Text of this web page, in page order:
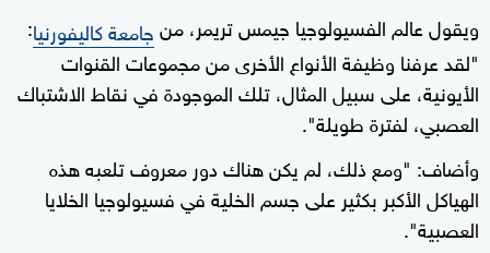
ويقول عالم الفسيولوجيا جيمس تريمر، منجامعة كاليفورنيا:
"لقد عرفنا وظيفة الأنواع الأخرى من مجموعات القنوات
الأيونية، على سبيل المثال، تلك الموجودة في نقاط الاشتباك
العصبي، لفترة طويلة".
وأضاف: "ومع ذلك، لم يكن هناك دور معروف تلعبه هذه
الهياكل الأكبر بكثير على جسم الخلية في فسيولوجيا الخلايا
العصبية".